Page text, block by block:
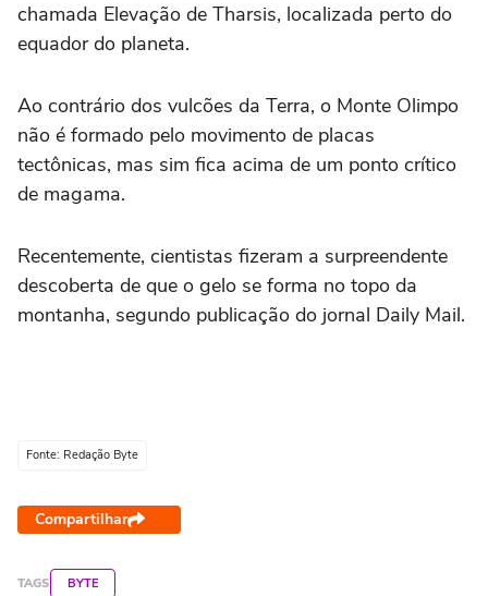
chamada Elevação de Tharsis, localizada perto do
equador do planeta.
Ao contrário dos vulcões da Terra, o Monte Olimpo
não é formado pelo movimento de placas
tectônicas, mas sim fica acima de um ponto crítico
de magama.
Recentemente, cientistas fizeram a surpreendente
descoberta de que o gelo se forma no topo da
montanha, segundo publicação do jornal Daily Mail.
Fonte: Redação Byte
Compartilhar
TAGS BYTE